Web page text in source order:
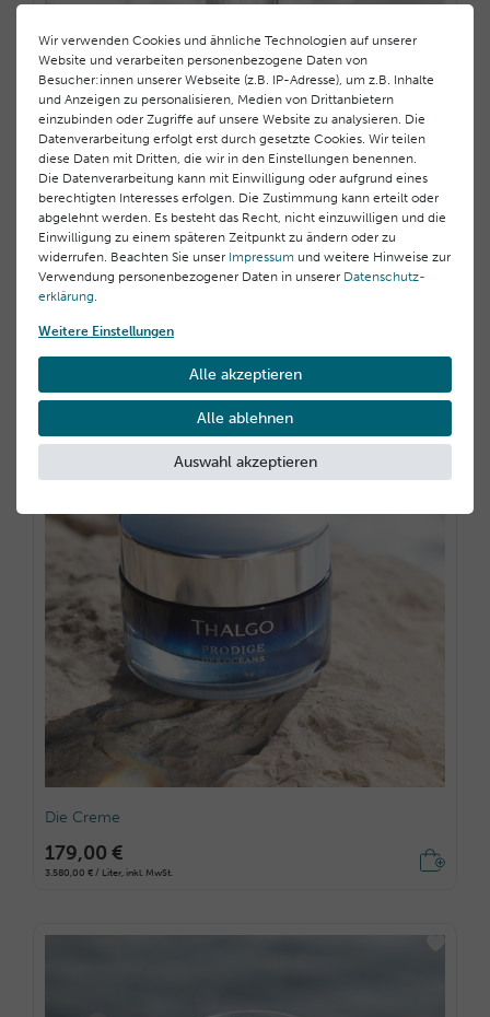
Der Raumduft
40,00 €
400,00 € / Liter, inkl. MwSt.
Die Creme
179,00 €
3.580,00 € / Liter, inkl. MwSt.
Wir verwenden Cookies und ähnliche Technologien auf unserer
Website und verarbeiten personenbezogene Daten von
Besucher:innen unserer Webseite (z.B. IP-Adresse), um z.B. Inhalte
und Anzeigen zu personalisieren, Medien von Drittanbietern
einzubinden oder Zugriffe auf unsere Website zu analysieren. Die
Datenverarbeitung erfolgt erst durch gesetzte Cookies. Wir teilen
diese Daten mit Dritten, die wir in den Einstellungen benennen.
Die Datenverarbeitung kann mit Einwilligung oder aufgrund eines
berechtigten Interesses erfolgen. Die Zustimmung kann erteilt oder
abgelehnt werden. Es besteht das Recht, nicht einzuwilligen und die
Einwilligung zu einem späteren Zeitpunkt zu ändern oder zu
widerrufen. Beachten Sie unser Impressum und weitere Hinweise zur
Verwendung personenbezogener Daten in unserer Daten­schutz­
erklärung
Weitere Einstellungen
Alle akzeptieren
Alle ablehnen
Auswahl akzeptieren